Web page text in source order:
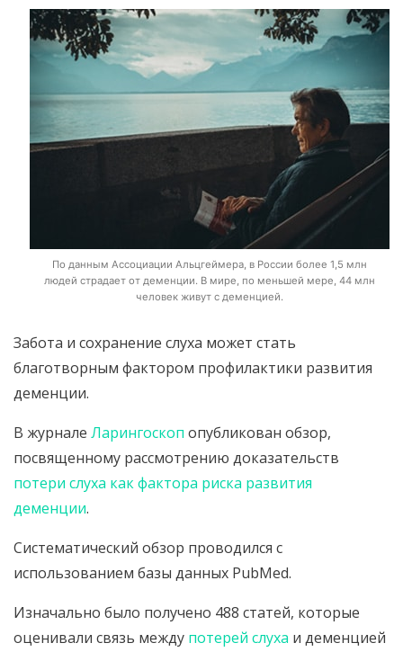
По данным Ассоциации Альцгеймера, в России более 1,5 млн
людей страдает от деменции. В мире, по меньшей мере, 44 млн
человек живут с деменцией.
Забота и сохранение слуха может стать
благотворным фактором профилактики развития
деменции.
В журнале Ларингоскоп опубликован обзор,
посвященному рассмотрению доказательств
потери слуха как фактора риска развития
деменции.
Систематический обзор проводился с
использованием базы данных PubMed.
Изначально было получено 488 статей, которые
оценивали связь между потерей слуха и деменцией